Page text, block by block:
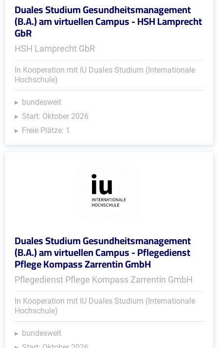
Duales Studium Gesundheitsmanagement
(B.A.) am virtuellen Campus - HSH Lamprecht
GbR
HSH Lamprecht GbR
In Kooperation mit IU Duales Studium (Internationale
Hochschule)
bundesweit
Start: Oktober 2026
Freie Plätze: 1
Duales Studium Gesundheitsmanagement
(B.A.) am virtuellen Campus - Pflegedienst
Pflege Kompass Zarrentin GmbH
Pflegedienst Pflege Kompass Zarrentin GmbH
In Kooperation mit IU Duales Studium (Internationale
Hochschule)
bundesweit